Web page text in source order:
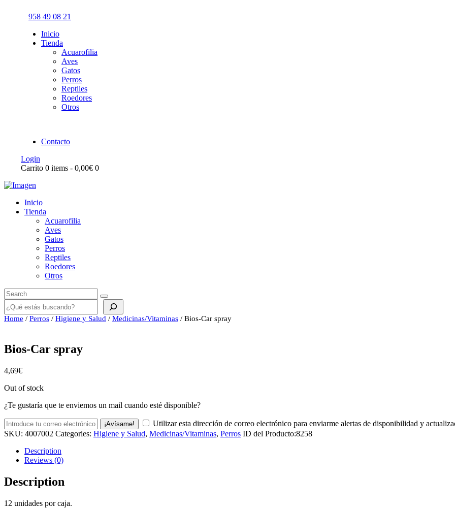
958 49 08 21
Inicio
Tienda
Acuarofilia
Aves
Gatos
Perros
Reptiles
Roedores
Otros
Contacto
Login
Carrito 0 items - 0,00€ 0
Inicio
Tienda
Acuarofilia
Aves
Gatos
Perros
Reptiles
Roedores
Otros
Buscar
Home / Perros / Higiene y Salud / Medicinas/Vitaminas / Bios-Car spray
Bios-Car spray
4,69€
Out of stock
¿Te gustaría que te enviemos un mail cuando esté disponible?
¡Avísame!
Utilizar esta dirección de correo electrónico para enviarme alertas de disponibilidad y
SKU: 4007002 Categories: Higiene y Salud, Medicinas/Vitaminas, Perros ID del Producto:8258
Description
Reviews (0)
Description
12 unidades por caja.